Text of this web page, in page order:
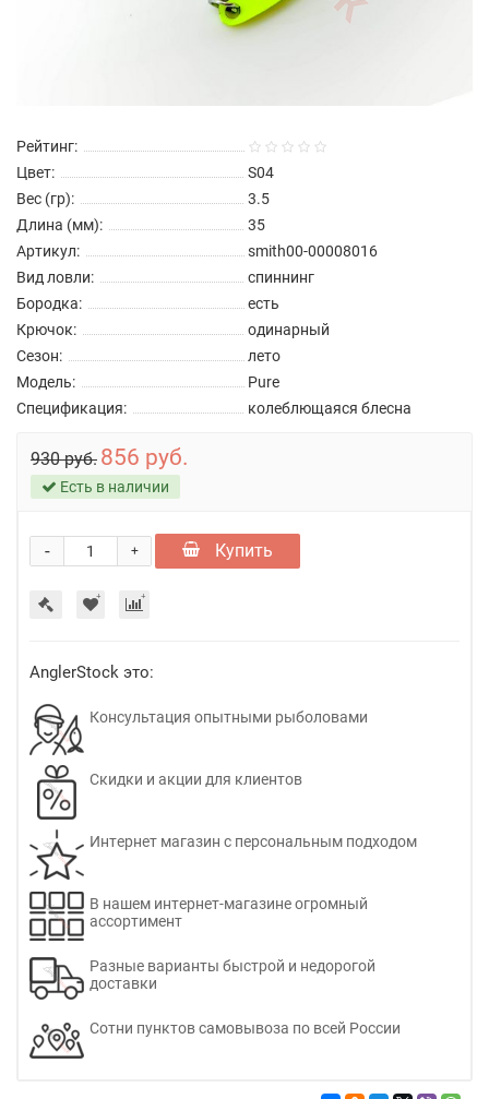
Рейтинг:
Цвет:
S04
Вес (гр):
3.5
Длина (мм):
35
Артикул:
smith00-00008016
Вид ловли:
спиннинг
Бородка:
есть
Крючок:
одинарный
Сезон:
лето
Модель:
Pure
Спецификация:
колеблющаяся блесна
930 руб. 856 руб.
Есть в наличии
+
- Купить
AnglerStock это:
Консультация опытными рыболовами
Скидки и акции для клиентов
Интернет магазин с персональным подходом
В нашем интернет-магазине огромный
ассортимент
Разные варианты быстрой и недорогой
доставки
Сотни пунктов самовывоза по всей России